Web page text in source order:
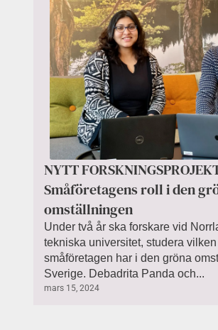
NYTT
Småföretagens roll i den
omställningen
Under två år ska forskare vid
tekniska universitet, studera vilken
småföretagen har i den gröna
Sverige. Debadrita Panda och...
mars 15, 2024